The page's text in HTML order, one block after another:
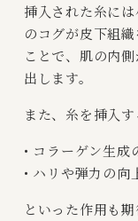
挿入された糸に
のコグが皮下組
ことで、肌の内
出します。
また、糸を挿入
• コラーゲン生成
• ハリや弾力の向
といった作用も期